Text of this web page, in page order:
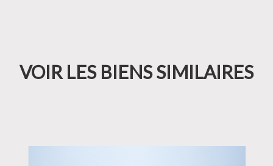
VOIR LES BIENS SIMILAIRES